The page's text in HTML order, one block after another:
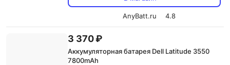
AnyBatt.ru 4.8
3 370 ₽
Аккумуляторная батарея Dell Latitude 3550
7800mAh